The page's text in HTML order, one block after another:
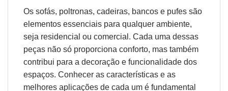
Os sofás, poltronas, cadeiras, bancos e pufes são
elementos essenciais para qualquer ambiente,
seja residencial ou comercial. Cada uma dessas
peças não só proporciona conforto, mas também
contribui para a decoração e funcionalidade dos
espaços. Conhecer as características e as
melhores aplicações de cada um é fundamental